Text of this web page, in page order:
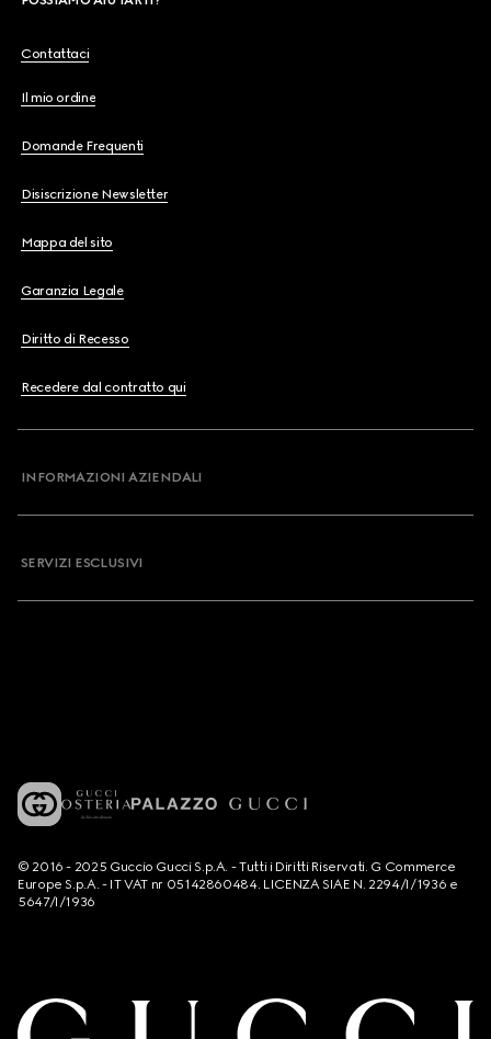
Contattaci
Il mio ordine
Domande Frequenti
Disiscrizione Newsletter
Mappa del sito
Garanzia Legale
Diritto di Recesso
Recedere dal contratto qui
INFORMAZIONI AZIENDALI
SERVIZI ESCLUSIVI
© 2016 - 2025 Guccio Gucci S.p.A. - Tutti i Diritti Riservati. G Commerce
Europe S.p.A. - IT VAT nr 05142860484. LICENZA SIAE N. 2294/I/1936 e
5647/I/1936